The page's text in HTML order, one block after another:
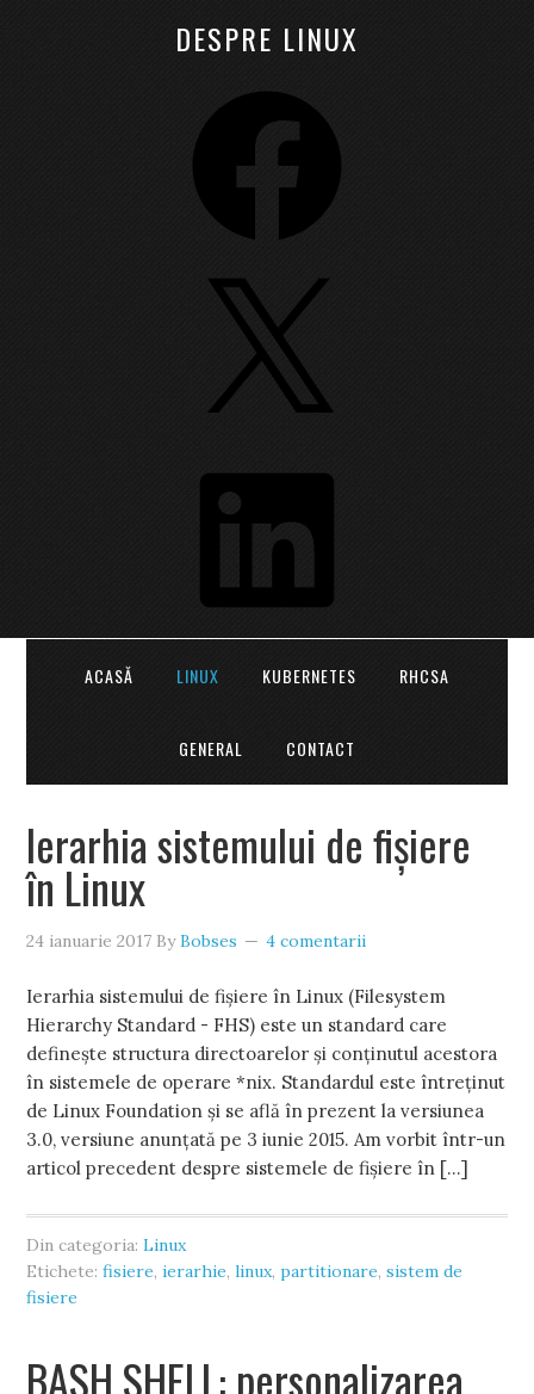
DESPRE LINUX
ACASĂ LINUX KUBERNETES RHCSA
GENERAL CONTACT
Ierarhia sistemului de fișiere
în Linux
24 ianuarie 2017 ByBobses 4 comentarii
Ierarhia sistemului de fișiere în Linux (Filesystem
Hierarchy Standard - FHS) este un standard care
definește structura directoarelor și conținutul acestora
în sistemele de operare *nix. Standardul este întreținut
de Linux Foundation și se află în prezent la versiunea
3.0, versiune anunțată pe 3 iunie 2015. Am vorbit într-un
articol precedent despre sistemele de fișiere în […]
Din categoria:Linux
Etichete:fisiere,ierarhie,linux,partitionare,sistem de
fisiere
BASH SHELL: personalizarea